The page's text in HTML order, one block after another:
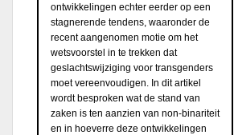
ontwikkelingen echter eerder op een
stagnerende tendens, waaronder de
recent aangenomen motie om het
wetsvoorstel in te trekken dat
geslachtswijziging voor transgenders
moet vereenvoudigen. In dit artikel
wordt besproken wat de stand van
zaken is ten aanzien van non-binariteit
en in hoeverre deze ontwikkelingen